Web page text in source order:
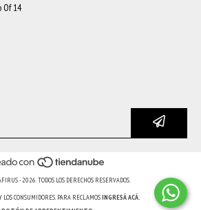
Of 14
- 2026. TODOS LOS DERECHOS RESERVADOS.
LOS CONSUMIDORES. PARA RECLAMOSINGRESÁ ACÁ.